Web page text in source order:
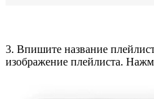
3. Впишите название
изображение плейлиста.